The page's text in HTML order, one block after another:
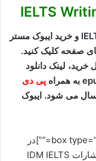
برای دانلود کتاب IELTS Writing Masterclass و خرید ایبوک مستر
صفحه کلیک کنید.
لینک دانلود
پی دی
می شود. ایبوک
[box type=”info” align=”alignright” class=”” width=””]در
صورتی که نیاز به نسخه PDF هر کتابی از انتشارات IDM IELTS